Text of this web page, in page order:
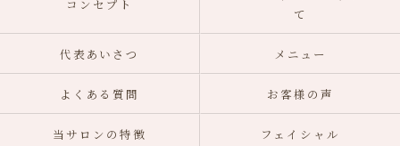
コンセプト
て
代表あいさつ メニュー
よくある質問 お客様の声
当サロンの特徴 フェイシャル